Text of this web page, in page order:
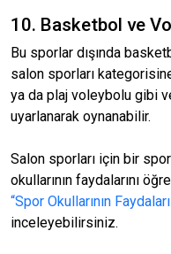
10. Basketbol ve
Bu sporlar dışında
salon sporları
ya da plaj voleybolu gibi
uyarlanarak oynanabilir.
Salon sporları için bir
okullarının faydalarını
“Spor Okullarının
inceleyebilirsiniz.